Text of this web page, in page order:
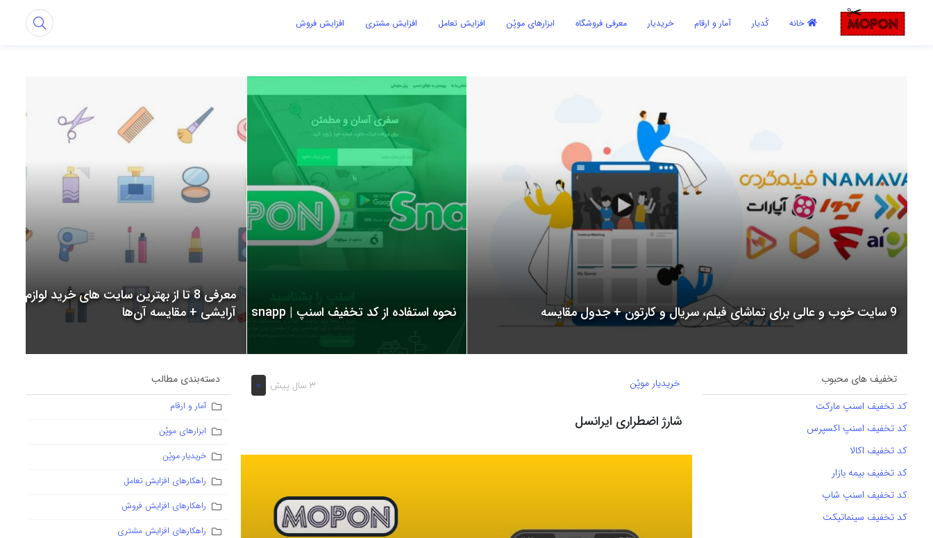
خانه کُدیار آمار و ارقام خریدیار معرفی فروشگاه ابزارهای موپُن افزایش تعامل افزایش مشتری افزایش فروش اشتراک گذاری
9 سایت خوب و عالی برای تماشای فیلم، سریال و کارتون + جدول مقایسه نحوه استفاده از کد تخفیف اسنپ | snapp
معرفی 8 تا از بهترین سایت های خرید لوازم
آرایشی + مقایسه آن‌ها
تخفیف های محبوب
کد تخفیف اسنپ مارکت
کد تخفیف اسنپ اکسپرس
کد تخفیف اکالا
کد تخفیف بیمه بازار
کد تخفیف اسنپ شاپ
کد تخفیف سینماتیکت
3 سال پیش 0 خریدیار موپُن
شارژ اضطراری ایرانسل
دسته‌بندی مطالب
آمار و ارقام
ابزارهای موپُن
خریدیار موپُن
راهکارهای افزایش تعامل
راهکارهای افزایش فروش
راهکارهای افزایش مشتری